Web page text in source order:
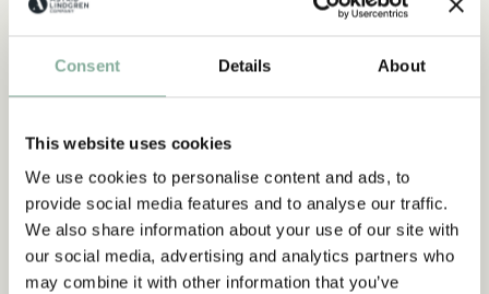
Consent Details About
This website uses cookies
We use cookies to personalise content and ads, to
provide social media features and to analyse our traffic.
We also share information about your use of our site with
our social media, advertising and analytics partners who
may combine it with other information that you’ve
KINDERKOSTÜME KLEIDER
HOSEN NACHTWÄSCHE